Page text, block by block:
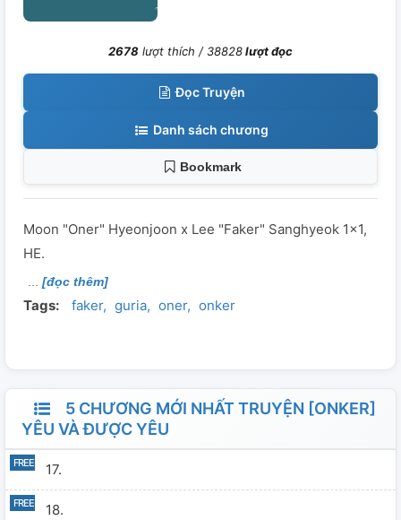
2678 lượt thích /38828lượt đọc
Đọc Truyện
Danh sách chương
Bookmark
Moon "Oner" Hyeonjoon x Lee "Faker" Sanghyeok 1x1,
HE.
[đọc thêm]
Tags: faker guria oner onker
5 CHƯƠNG MỚI NHẤT TRUYỆN [ONKER]
YÊU VÀ ĐƯỢC YÊU
17.
18.